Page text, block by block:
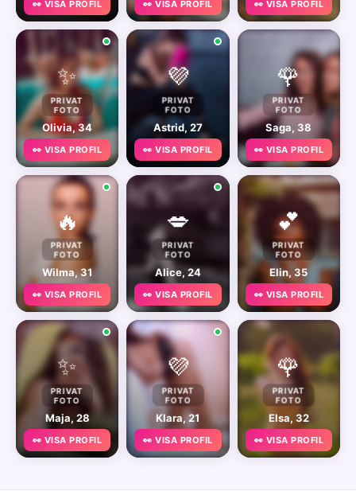
👀 VISA PROFIL 👀 VISA PROFIL 👀 VISA PROFIL
✨
PRIVAT
FOTO
Olivia, 34
👀 VISA PROFIL
💜
PRIVAT
FOTO
Astrid, 27
👀 VISA PROFIL
🌹
PRIVAT
FOTO
Saga, 38
👀 VISA PROFIL
🔥
PRIVAT
FOTO
Wilma, 31
👀 VISA PROFIL
💋
PRIVAT
FOTO
Alice, 24
👀 VISA PROFIL
💕
PRIVAT
FOTO
Elin, 35
👀 VISA PROFIL
✨
PRIVAT
FOTO
Maja, 28
👀 VISA PROFIL
💜
PRIVAT
FOTO
Klara, 21
👀 VISA PROFIL
🌹
PRIVAT
FOTO
Elsa, 32
👀 VISA PROFIL